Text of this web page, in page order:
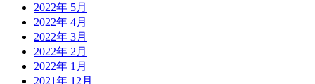
2022年 5月
2022年 4月
2022年 3月
2022年 2月
2022年 1月
2021年 12月